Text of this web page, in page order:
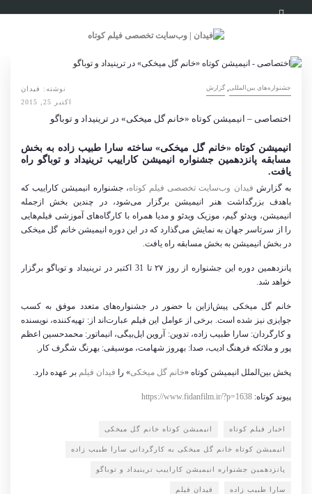
‌‌جشنواره‌های بین‌المللی,گزارش نوشته:
فیدان
اکتبر 25, 2015
اختصاصی – انیمیشن کوتاه «خانم گل میخکی» در ترینیداد و توباگو
انیمیشن کوتاه «خانم گل میخکی» ساخته سارا طبیب زاده به بخش
مسابقه پانزدهمین جشنواره انیمیشن کاراییب ترینیداد و توباگو راه
یافت.
به گزارش فیدان وب‌سایت تخصصی فیلم کوتاه، جشنواره انیمیشن کاراییب که
باهدف بزرگداشت هنر انیمیشن برگزار می‌شود، در چندین بخش ازجمله
انیمیشن، ویدئو گیم، موزیک ویدئو و مدیا همراه با کارگاه‌های آموزشی فیلم‌هایی
را از سرتاسر جهان به نمایش می‌گذارد که در این دوره انیمیشن خانم گل میخکی
در بخش انیمیشن به بخش مسابقه راه یافت.
پانزدهمین دوره این جشنواره از روز ۲۷ تا 31 اکتبر در ترینیداد و توباگو برگزار
خواهد شد.
خانم گل میخکی پیش‌ازاین با حضور در جشنواره‌های متعدد موفق به کسب
جوایزی نیز شده است. برخی از عوامل این فیلم عبارت‌اند از: تهیه‌کننده، نویسنده
و کارگردان: سارا طبیب زاده، تدوین: آروین ایل‌بیگی، انیماتور: محمدحسین اعظم
پور و ملائکه فرهنگ ادیب، صدا: بهروز شهامت، موسیقی: بهرنگ شگرف کار.
پخش بین‌الملل انیمیشن کوتاه «خانم گل میخکی» را فیدان فیلم بر عهده دارد.
پیوند کوتاه: https://www.fidanfilm.ir/?p=1638
اخبار فیلم کوتاه انیمیشن کوتاه خانم گل میخکی
انیمیشن کوتاه خانم گل میخکی به کارگردانی سارا طبیب زاده
پانزدهمین جشنواره انیمیشن کاراییب ترینیداد و توباگو
سارا طبیب زاده فیدان فیلم